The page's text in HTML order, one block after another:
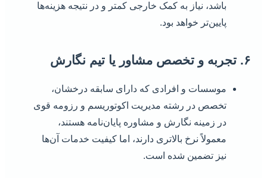
باشد، نیاز به کمک خارجی کمتر و در نتیجه هزینه‌ها
پایین‌تر خواهد بود.
۶. تجربه و تخصص مشاور یا تیم نگارش
موسسات و افرادی که دارای سابقه درخشان،
تخصص در رشته مدیریت اکوتوریسم و رزومه قوی
در زمینه نگارش و مشاوره پایان‌نامه هستند،
معمولاً نرخ بالاتری دارند، اما کیفیت خدمات آن‌ها
نیز تضمین شده است.